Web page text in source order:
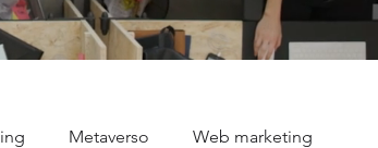
Metaverso Web marketing